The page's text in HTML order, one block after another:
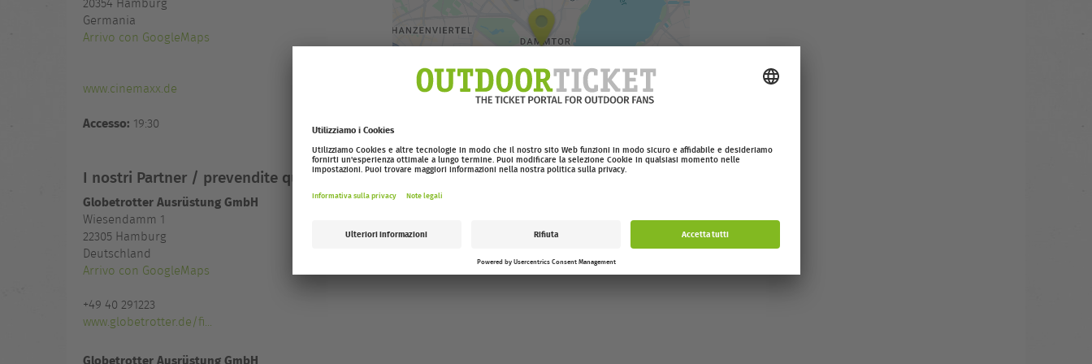
Germania
Arrivo con GoogleMaps
www.cinemaxx.de
Accesso: 19:30
I nostri Partner / prevendite qui
Globetrotter Ausrüstung GmbH
Wiesendamm 1
22305 Hamburg
Deutschland
Arrivo con GoogleMaps
+49 40 291223
www.globetrotter.de/fi...
Globetrotter Ausrüstung GmbH